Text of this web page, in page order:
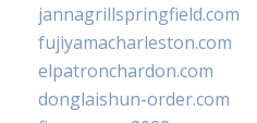
jannagrillspringfield.com
fujiyamacharleston.com
elpatronchardon.com
donglaishun-order.com